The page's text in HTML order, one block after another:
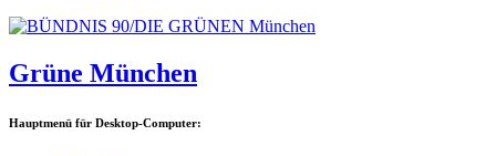
Grüne München
Hauptmenü für Desktop-Computer: